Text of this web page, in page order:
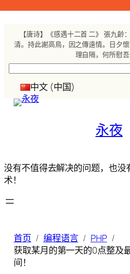
跳
【唐诗】《感遇十二首 二》 張九齡
清。持此謝高鳥，因之傳遠情。日夕
理自隔，何所慰吾
中文 (中国)
永夜
没有不值得去解决的问题，也没
术！
首页 编程语言
PHP
获取某月的第一天的0点整及
间！